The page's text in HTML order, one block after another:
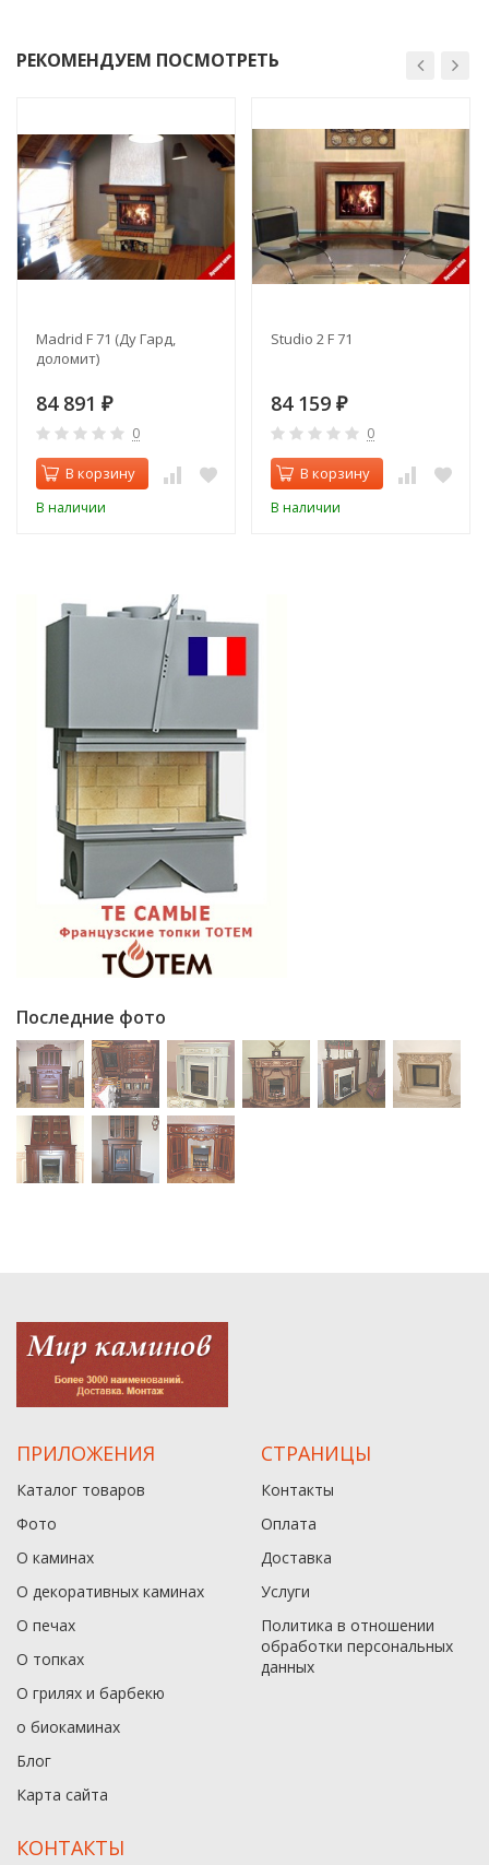
РЕКОМЕНДУЕМ ПОСМОТРЕТЬ
Madrid F 71 (Ду Гард,
доломит)
84 891 ₽
0
В корзину
В наличии
Studio 2 F 71
84 159 ₽
0
В корзину
В наличии
Последние фото
ПРИЛОЖЕНИЯ
Каталог товаров
Фото
О каминах
О декоративных каминах
О печах
О топках
О грилях и барбекю
о биокаминах
Блог
Карта сайта
СТРАНИЦЫ
Контакты
Оплата
Доставка
Услуги
Политика в отношении
обработки персональных
данныx
КОНТАКТЫ